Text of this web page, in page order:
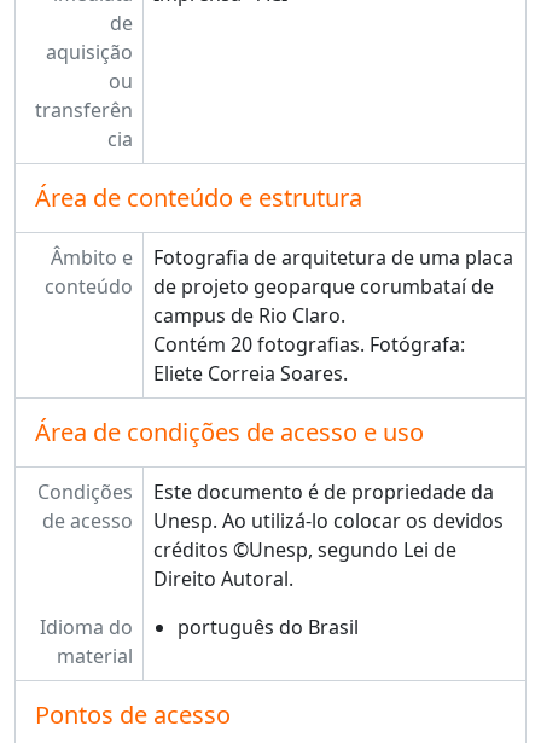
de
aquisição
ou
transferên
cia
Área de conteúdo e estrutura
Âmbito e
conteúdo
Fotografia de arquitetura de uma placa
de projeto geoparque corumbataí de
campus de Rio Claro.
Contém 20 fotografias. Fotógrafa:
Eliete Correia Soares.
Área de condições de acesso e uso
Condições
de acesso
Este documento é de propriedade da
Unesp. Ao utilizá-lo colocar os devidos
créditos ©Unesp, segundo Lei de
Direito Autoral.
Idioma do
material
português do Brasil
Pontos de acesso